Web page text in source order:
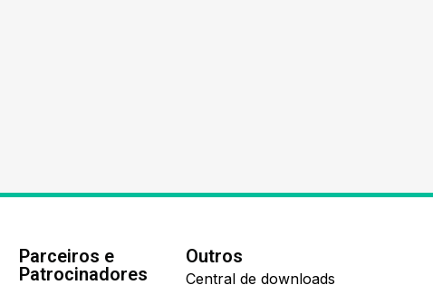
Parceiros e
Patrocinadores
Outros
Central de downloads